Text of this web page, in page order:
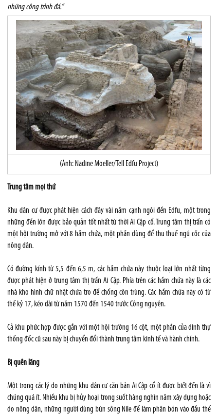
những công trình đá.”
(Ảnh: Nadine Moeller/Tell Edfu Project)
Trung tâm mọi thứ
Khu dân cư được phát hiện cách đây vài năm cạnh ngôi đền Edfu, một trong
những đền lớn được bảo quản tốt nhất từ thời Ai Cập cổ. Trung tâm thị trấn có
một hội trường mở với 8 hầm chứa, một phần dùng để thu thuế ngũ cốc của
nông dân.
Có đường kính từ 5,5 đến 6,5 m, các hầm chứa này thuộc loại lớn nhất từng
được phát hiện ở trung tâm thị trấn Ai Cập. Phía trên các hầm chứa này là các
nhà kho hình chữ nhật chứa tro để chống côn trùng. Các hầm chứa này có từ
thế kỷ 17, kéo dài từ năm 1570 đến 1540 trước Công nguyên.
Cả khu phức hợp được gắn với một hội trường 16 cột, một phần của dinh thự
thống đốc cũ sau này bị chuyển đổi thành trung tâm kinh tế và hành chính.
Bị quên lãng
Một trong các lý do những khu dân cư căn bản Ai Cập cổ ít được biết đến là vì
chúng quá ít. Nhiều khu bị hủy hoại trong suốt hàng nghìn năm xây dựng hoặc
do nông dân, những người dùng bùn sông Nile để làm phân bón vào đầu thế